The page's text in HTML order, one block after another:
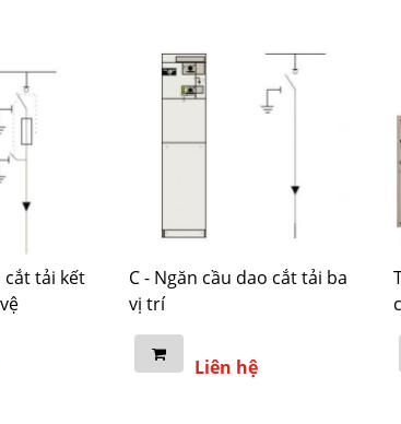
cắt tải kết
C - Ngăn cầu dao cắt tải ba
vị trí
Liên hệ